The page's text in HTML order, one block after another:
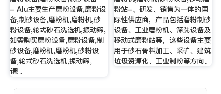
- Alu主要生产磨粉设备,磨粉设
备,制砂设备,磨粉机,磨粉机,砂
粉设备,轮式砂石洗选机,振动筛,
如需购买磨粉设备,磨粉设备,制
砂设备,磨粉机,磨粉机,砂粉设
备,轮式砂石洗选机,振动筛,
请!。
粉站-、研发、销售为一体的国
际性供应商，产品包括磨粉制砂
设备、工业磨粉机、筛洗设备及
移动式磨粉站等，这些设备主要
用于砂石骨料加工、采矿、建筑
垃圾资源化、工业制粉等方向。